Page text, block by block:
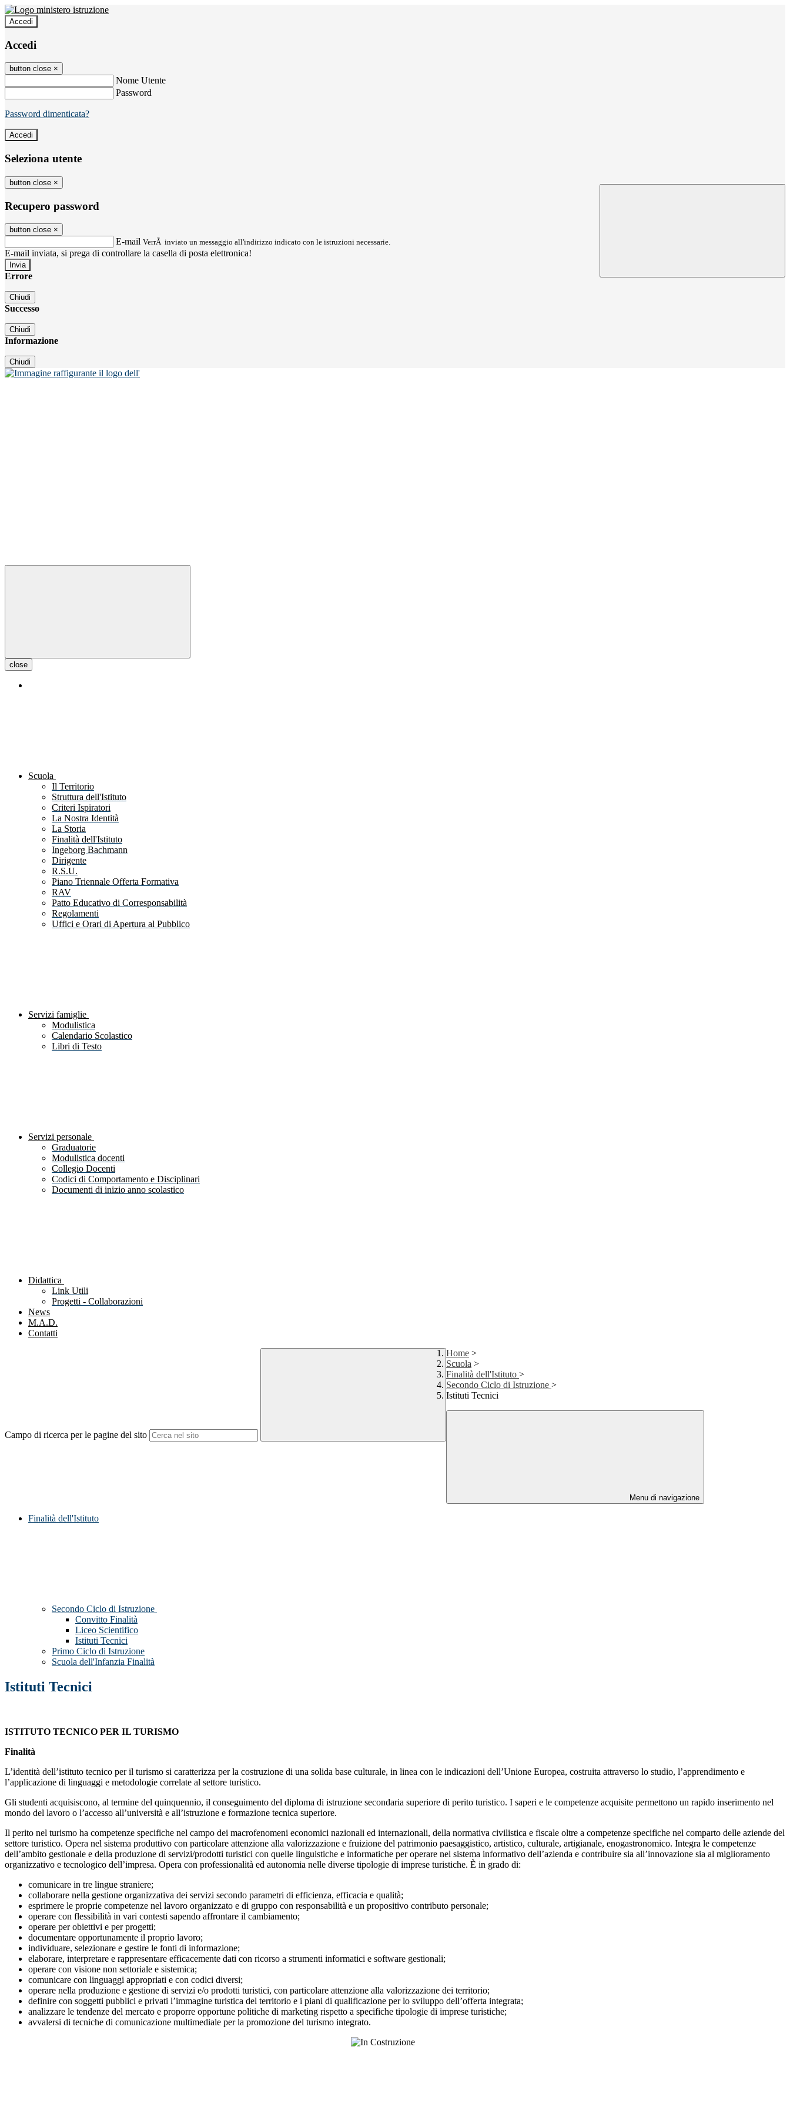
Accedi
Accedi
button close ×
Nome Utente
Password
Password dimenticata?
Seleziona utente
button close ×
Recupero password
button close ×
E-mail VerrÃ inviato un messaggio all'indirizzo indicato con le istruzioni necessarie.
E-mail inviata, si prega di controllare la casella di posta elettronica!
Errore
Chiudi
Successo
Chiudi
Informazione
Chiudi
close
Scuola
Il Territorio
Struttura dell'Istituto
Criteri Ispiratori
La Nostra Identità
La Storia
Finalità dell'Istituto
Ingeborg Bachmann
Dirigente
R.S.U.
Piano Triennale Offerta Formativa
RAV
Patto Educativo di Corresponsabilità
Regolamenti
Uffici e Orari di Apertura al Pubblico
Servizi famiglie
Modulistica
Calendario Scolastico
Libri di Testo
Servizi personale
Graduatorie
Modulistica docenti
Collegio Docenti
Codici di Comportamento e Disciplinari
Documenti di inizio anno scolastico
Didattica
Link Utili
Progetti - Collaborazioni
News
M.A.D.
Contatti
Campo di ricerca per le pagine del sito
Home >
Scuola >
Finalità dell'Istituto >
Secondo Ciclo di Istruzione >
Istituti Tecnici
Menu di navigazione
Finalità dell'Istituto
Secondo Ciclo di Istruzione
Convitto Finalità
Liceo Scientifico
Istituti Tecnici
Primo Ciclo di Istruzione
Scuola dell'Infanzia Finalità
Istituti Tecnici
ISTITUTO TECNICO PER IL TURISMO
Finalità
L’identità dell’istituto tecnico per il turismo si caratterizza per la costruzione di una solida base culturale, in linea con le indicazioni dell’Unione Europea, costruita attraverso lo studio, l’apprendimento e
l’applicazione di linguaggi e metodologie correlate al settore turistico.
Gli studenti acquisiscono, al termine del quinquennio, il conseguimento del diploma di istruzione secondaria superiore di perito turistico. I saperi e le competenze acquisite permettono un rapido inserimento nel
mondo del lavoro o l’accesso all’università e all’istruzione e formazione tecnica superiore.
Il perito nel turismo ha competenze specifiche nel campo dei macrofenomeni economici nazionali ed internazionali, della normativa civilistica e fiscale oltre a competenze specifiche nel comparto delle aziende del
settore turistico. Opera nel sistema produttivo con particolare attenzione alla valorizzazione e fruizione del patrimonio paesaggistico, artistico, culturale, artigianale, enogastronomico. Integra le competenze
dell’ambito gestionale e della produzione di servizi/prodotti turistici con quelle linguistiche e informatiche per operare nel sistema informativo dell’azienda e contribuire sia all’innovazione sia al miglioramento
organizzativo e tecnologico dell’impresa. Opera con professionalità ed autonomia nelle diverse tipologie di imprese turistiche. È in grado di:
comunicare in tre lingue straniere;
collaborare nella gestione organizzativa dei servizi secondo parametri di efficienza, efficacia e qualità;
esprimere le proprie competenze nel lavoro organizzato e di gruppo con responsabilità e un propositivo contributo personale;
operare con flessibilità in vari contesti sapendo affrontare il cambiamento;
operare per obiettivi e per progetti;
documentare opportunamente il proprio lavoro;
individuare, selezionare e gestire le fonti di informazione;
elaborare, interpretare e rappresentare efficacemente dati con ricorso a strumenti informatici e software gestionali;
operare con visione non settoriale e sistemica;
comunicare con linguaggi appropriati e con codici diversi;
operare nella produzione e gestione di servizi e/o prodotti turistici, con particolare attenzione alla valorizzazione dei territorio;
definire con soggetti pubblici e privati l’immagine turistica del territorio e i piani di qualificazione per lo sviluppo dell’offerta integrata;
analizzare le tendenze del mercato e proporre opportune politiche di marketing rispetto a specifiche tipologie di imprese turistiche;
avvalersi di tecniche di comunicazione multimediale per la promozione del turismo integrato.